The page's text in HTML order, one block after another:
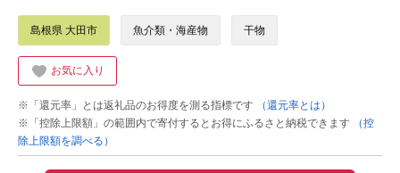
島根県 大田市 魚介類・海産物 干物
お気に入り
※「還元率」とは返礼品のお得度を測る指標です
（還元率とは）
※「控除上限額」の範囲内で寄付するとお得にふるさと納税できます
（控
除上限額を調べる）